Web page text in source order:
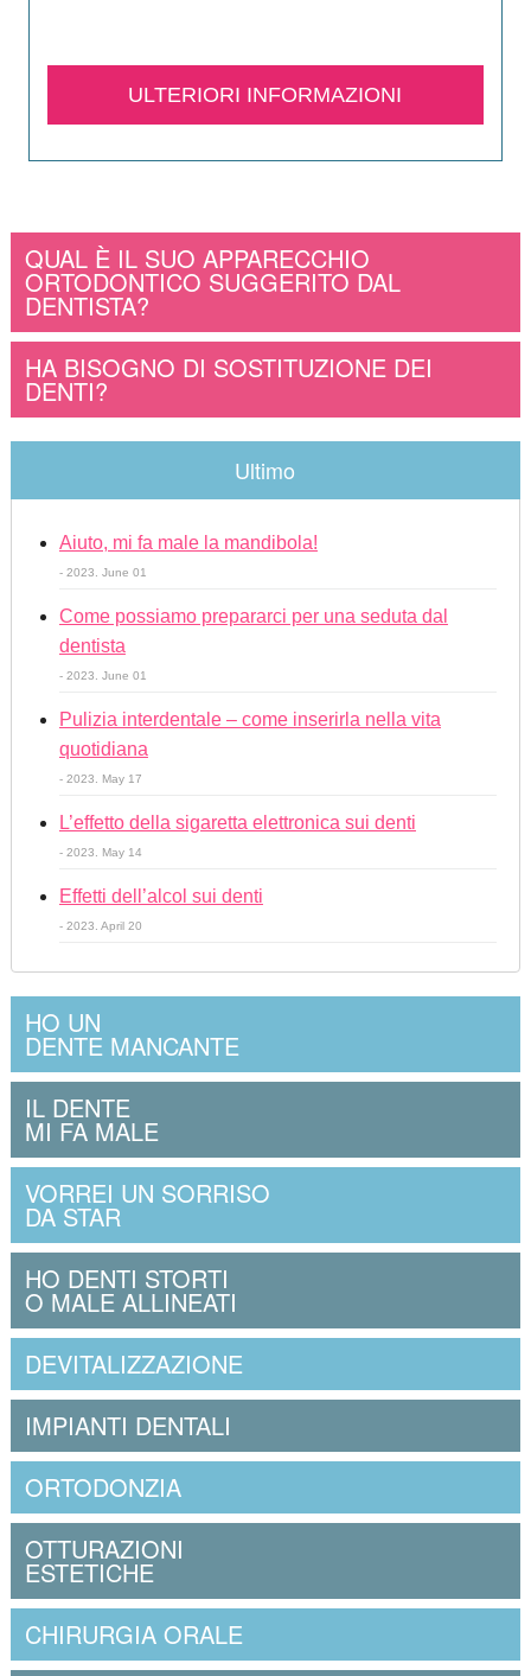
ULTERIORI INFORMAZIONI
QUAL È IL SUO APPARECCHIO
ORTODONTICO SUGGERITO DAL
DENTISTA?
HA BISOGNO DI SOSTITUZIONE DEI
DENTI?
Ultimo
Aiuto, mi fa male la mandibola!
- 2023. June 01
Come possiamo prepararci per una seduta dal
dentista
- 2023. June 01
Pulizia interdentale – come inserirla nella vita
quotidiana
- 2023. May 17
L’effetto della sigaretta elettronica sui denti
- 2023. May 14
Effetti dell’alcol sui denti
- 2023. April 20
HO UN
DENTE MANCANTE
IL DENTE
MI FA MALE
VORREI UN SORRISO
DA STAR
HO DENTI STORTI
O MALE ALLINEATI
DEVITALIZZAZIONE
IMPIANTI DENTALI
ORTODONZIA
OTTURAZIONI
ESTETICHE
CHIRURGIA ORALE